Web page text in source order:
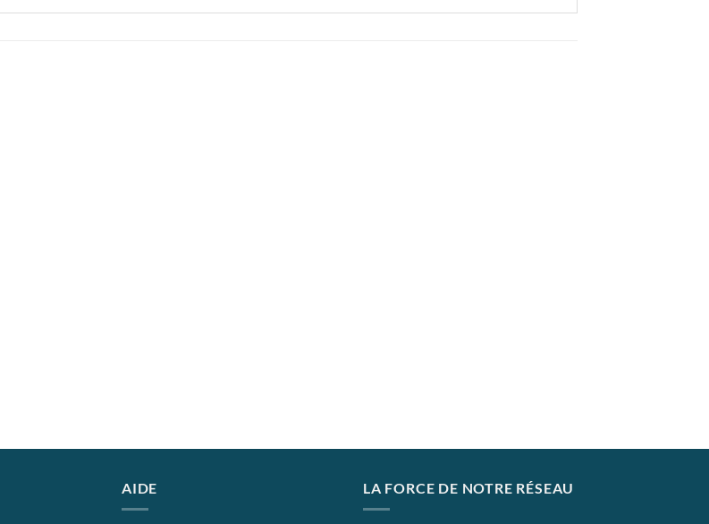
AIDE LA FORCE DE NOTRE RÉSEAU